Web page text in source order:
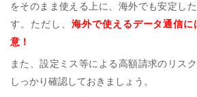
をそのまま使える上に、海外でも安定し
す。ただし、 海外で使えるデータ通信
意！
また、設定ミス等による高額請求のリス
しっかり確認しておきましょう。